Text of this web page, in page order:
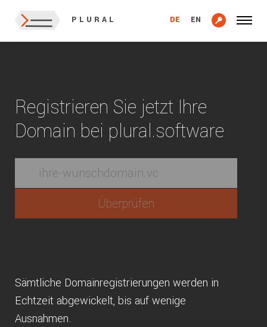
PLURAL DE EN
Registrieren Sie jetzt Ihre
Domain bei plural.software
Sämtliche Domainregistrierungen werden in
Echtzeit abgewickelt, bis auf wenige
Ausnahmen.